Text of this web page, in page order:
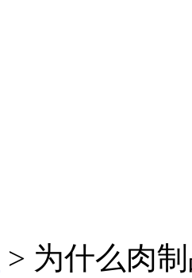
> 为什么肉